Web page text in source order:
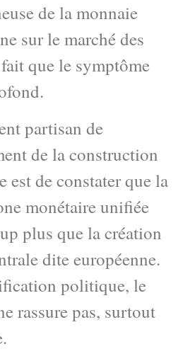
de la monnaie
sur le marché des
que le symptôme
partisan de
de la construction
est de constater que la
monétaire unifiée
plus que la création
dite européenne.
politique, le
rassure pas, surtout